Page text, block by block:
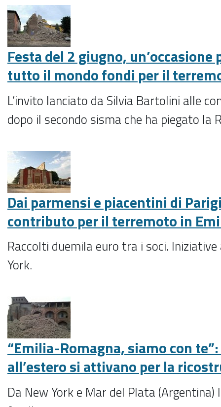
Festa del 2 giugno,
tutto il mondo fondi per il
L’invito lanciato da Silvia Bartolini alle
dopo il secondo sisma che ha piegato la
Dai parmensi e piacentini di
contributo per il terremoto in
Raccolti duemila euro tra i soci. Iniziative
York.
“Emilia-Romagna, siamo con
all’estero si attivano per la
Da New York e Mar del Plata